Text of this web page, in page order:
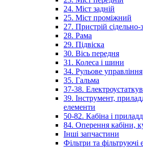
24. Міст задній
25. Міст проміжний
27. Пристрій сідельно-
28. Рама
29. Підвіска
30. Вісь передня
31. Колеса і шини
34. Рульове управління
35. Гальма
37-38.
39. Інструмент,
елементи
50-82. Кабіна і
84. Оперення кабіни,
Інші запчастини
Фільтри та фільтруючі